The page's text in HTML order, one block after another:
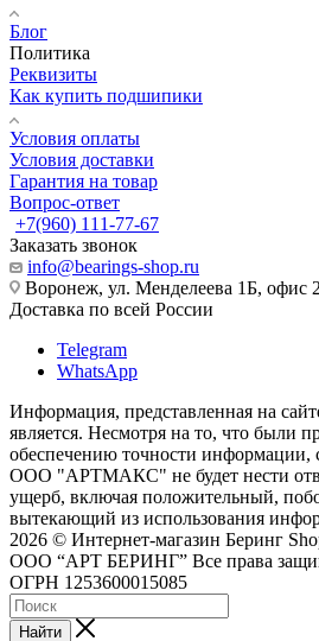
Блог
Политика
Реквизиты
Как купить подшипики
Условия оплаты
Условия доставки
Гарантия на товар
Вопрос-ответ
+7(960) 111-77-67
Заказать звонок
info@bearings-shop.ru
Воронеж, ул. Менделеева 1Б, офис
Доставка по всей России
Telegram
WhatsApp
Информация, представленная на
является. Несмотря на то, что были
обеспечению точности информации,
ООО "АРТМАКС" не будет нести
ущерб, включая положительный,
вытекающий из использования
2026 © Интернет-магазин Беринг
ООО “АРТ БЕРИНГ” Все права
ОГРН 1253600015085
Найти